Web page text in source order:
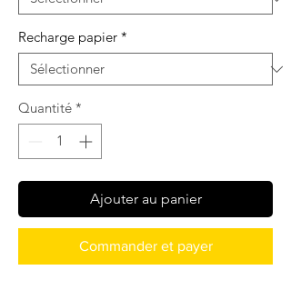
Recharge papier *
Quantité *
Ajouter au panier
Commander et payer